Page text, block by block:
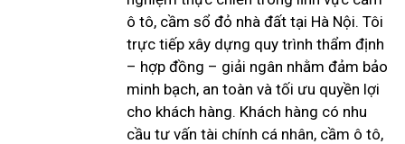
ô tô, cầm sổ đỏ nhà đất tại Hà Nội. Tôi
trực tiếp xây dựng quy trình thẩm định
– hợp đồng – giải ngân nhằm đảm bảo
minh bạch, an toàn và tối ưu quyền lợi
cho khách hàng. Khách hàng có nhu
cầu tư vấn tài chính cá nhân, cầm ô tô,